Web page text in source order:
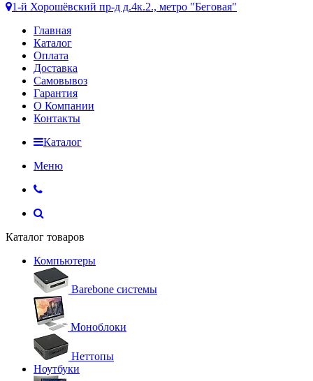
1-й Хорошёвский пр-д д.4к.2., метро "Беговая"
Главная
Каталог
Оплата
Доставка
Самовывоз
Гарантия
О Компании
Контакты
Каталог
Меню
Каталог товаров
Компьютеры
Barebone системы
Моноблоки
Неттопы
Ноутбуки